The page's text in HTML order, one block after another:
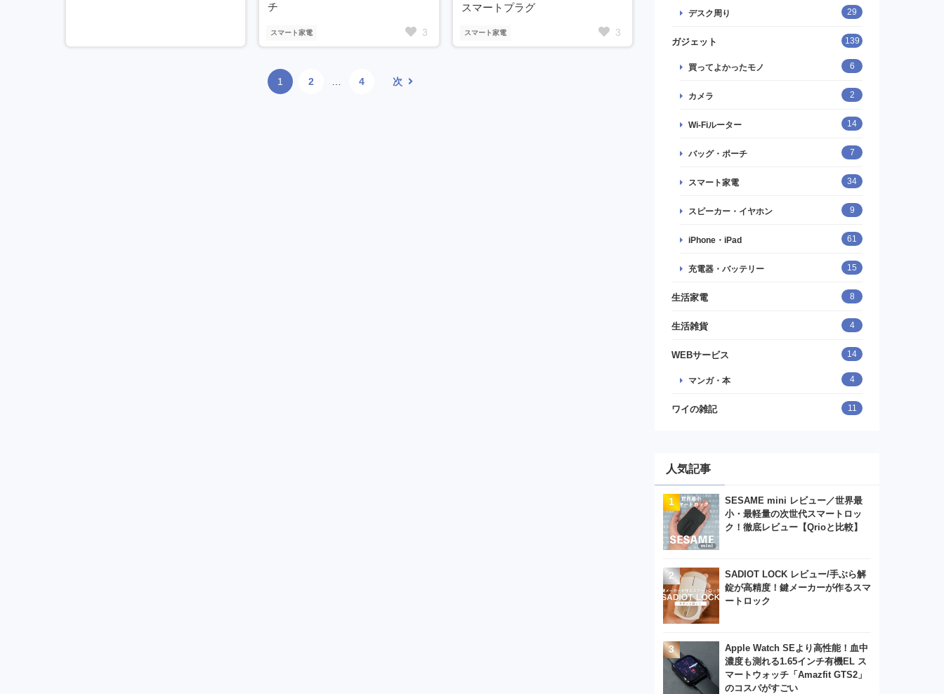
スマート家電
チ
3 スマート家電
スマートプラグ
3
1 2 … 4 次
デスク周り 29
ガジェット 139
買ってよかったモノ 6
カメラ 2
Wi-Fiルーター 14
バッグ・ポーチ 7
スマート家電 34
スピーカー・イヤホン 9
iPhone・iPad 61
充電器・バッテリー 15
生活家電 8
生活雑貨 4
WEBサービス 14
マンガ・本 4
ワイの雑記 11
人気記事
SESAME mini レビュー／世界最
小・最軽量の次世代スマートロッ
ク！徹底レビュー【Qrioと比較】
SADIOT LOCK レビュー/手ぶら解
錠が高精度！鍵メーカーが作るスマ
ートロック
Apple Watch SEより高性能！血中
濃度も測れる1.65インチ有機EL ス
マートウォッチ「Amazfit GTS2」
のコスパがすごい